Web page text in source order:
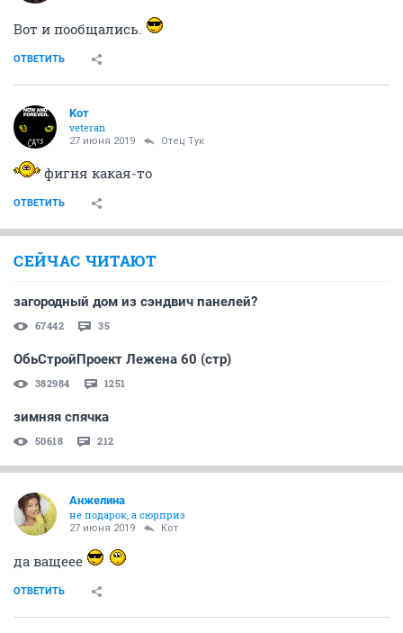
Вот и пообщались.
ОТВЕТИТЬ
Koт
veteran
27 июня 2019 Отец Тук
фигня какая-то
ОТВЕТИТЬ
СЕЙЧАС ЧИТАЮТ
загородный дом из сэндвич панелей?
67442 35
ОбьСтройПроект Лежена 60 (стр)
382984 1251
зимняя спячка
50618 212
Aнжелина
не подарок, а сюрприз
27 июня 2019 Koт
да ващеее
ОТВЕТИТЬ